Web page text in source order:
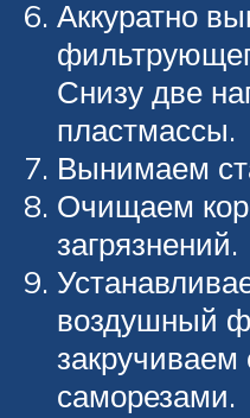
Аккуратно
Снизу две
пластмассы.
Вынимаем
Очищаем
загрязнений.
воздушный
закручиваем
саморезами.